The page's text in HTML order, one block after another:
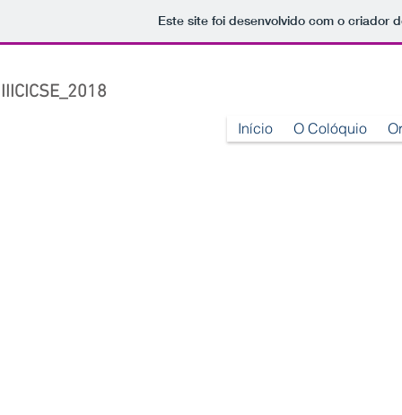
Este site foi desenvolvido com o criador
IIICICSE_2018
Início O Colóquio